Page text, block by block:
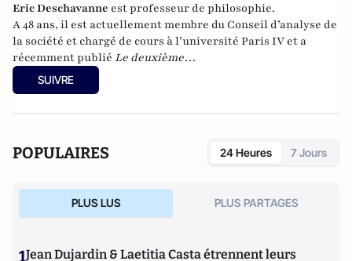
Eric Deschavanne est professeur de philosophie.
A 48 ans, il est actuellement membre du Conseil d’analyse de
la société et chargé de cours à l’université Paris IV et a
récemment publié Le deuxième
humanisme – Introduction à la pensée de Luc Ferry
(Germina, 2010). Il est également l’auteur, avec Pierre-Henri
SUIVRE
POPULAIRES 24 Heures 7 Jours
PLUS LUS PLUS PARTAGES
1Jean Dujardin & Laetitia Casta étrennent leurs